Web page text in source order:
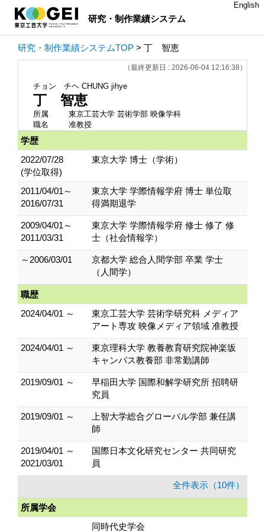
研究・制作業績システム
English
研究・制作業績システムTOP > 丁 智恵
（最終更新日 : 2026-06-04 12:16:38）
チョン チヘ CHUNG jihye
丁 智恵
所属
東京工芸大学 芸術学部 映像学科
職名
准教授
学歴
2022/07/28
(学位取得)
東京大学 博士（学術）
2011/04/01～
2016/07/31
東京大学 学際情報学府 博士 単位取
得満期退学
2009/04/01～
2011/03/31
東京大学 学際情報学府 修士 修了 修
士（社会情報学）
～2006/03/01
京都大学 総合人間学部 卒業 学士
（人間学）
職歴
2024/04/01 ～
東京工芸大学 芸術学研究科 メディア
アート専攻 映像メディア領域 准教授
2024/04/01 ～
東京理科大学 教養教育研究院神楽坂
キャンパス教養部 非常勤講師
2019/09/01 ～
早稲田大学 国際和解学研究所 招聘研
究員
2019/09/01 ～
上智大学総合グローバル学部 兼任講
師
2019/04/01 ～
2021/03/01
国際日本文化研究センター 共同研究
員
全件表示（10件）
所属学会
同時代史学会